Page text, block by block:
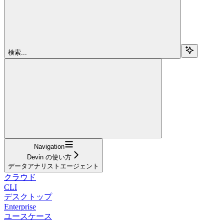
検索...
Navigation
Devin の使い方
データアナリストエージェント
クラウド
CLI
デスクトップ
Enterprise
ユースケース